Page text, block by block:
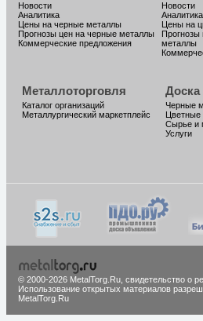
Новости
Аналитика
Цены на черные металлы
Прогнозы цен на черные металлы
Коммерческие предложения
Новости
Аналитика
Цены на
Прогнозы
металлы
Металлоторговля
Каталог организаций
Металлургический маркетплейс
Черные
Цветные
Сырье и
Услуги
© 2000-2026 MetalTorg.Ru, cвидетельство о
Использование открытых материалов
MetalTorg.Ru